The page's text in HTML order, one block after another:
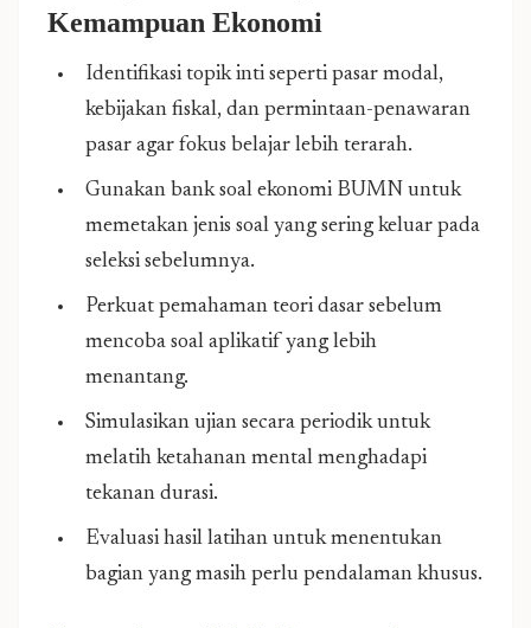
Kemampuan Ekonomi
Identifikasi topik inti seperti pasar modal,
kebijakan fiskal, dan permintaan-penawaran
pasar agar fokus belajar lebih terarah.
Gunakan bank soal ekonomi BUMN untuk
memetakan jenis soal yang sering keluar pada
seleksi sebelumnya.
Perkuat pemahaman teori dasar sebelum
mencoba soal aplikatif yang lebih
menantang.
Simulasikan ujian secara periodik untuk
melatih ketahanan mental menghadapi
tekanan durasi.
Evaluasi hasil latihan untuk menentukan
bagian yang masih perlu pendalaman khusus.